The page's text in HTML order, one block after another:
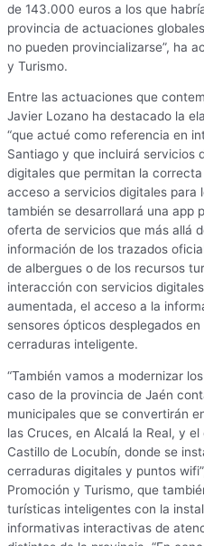
de 143.000 euros a los que
provincia de actuaciones
no pueden provincializarse”, ha
y Turismo.
Entre las actuaciones que
Javier Lozano ha destacado la
“que actué como referencia en
Santiago y que incluirá servicios
digitales que permitan la
acceso a servicios digitales para
también se desarrollará una app
oferta de servicios que más allá
información de los trazados
de albergues o de los recursos
interacción con servicios
aumentada, el acceso a la
sensores ópticos desplegados
cerraduras inteligente.
“También vamos a modernizar
caso de la provincia de Jaén
municipales que se convertirán
las Cruces, en Alcalá la Real, y
Castillo de Locubín, donde se
cerraduras digitales y puntos
Promoción y Turismo, que
turísticas inteligentes con la
informativas interactivas de